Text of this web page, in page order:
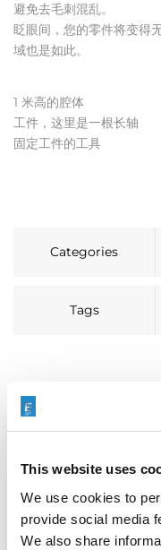
This website uses
We use cookies to
provide social media
We also share
避免去毛刺混乱。
眨眼间，您的零件将变得
域也是如此。
1 米高的腔体
工件，这里是一根长轴
固定工件的工具
Categories
Tags
搜索
Search
for: